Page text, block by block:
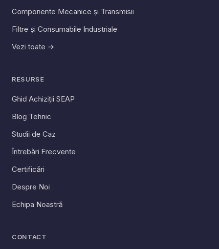
Componente Mecanice și Transmisii
Filtre și Consumabile Industriale
Vezi toate →
RESURSE
Ghid Achiziții SEAP
Blog Tehnic
Studii de Caz
Întrebări Frecvente
Certificări
Despre Noi
Echipa Noastră
CONTACT